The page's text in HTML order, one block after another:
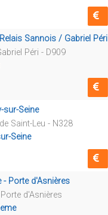
Sannois / Gabriel Péri
Péri - D909
sur-Seine
Saint-Leu - N328
Seine
- Porte d'Asnières
d'Asnières